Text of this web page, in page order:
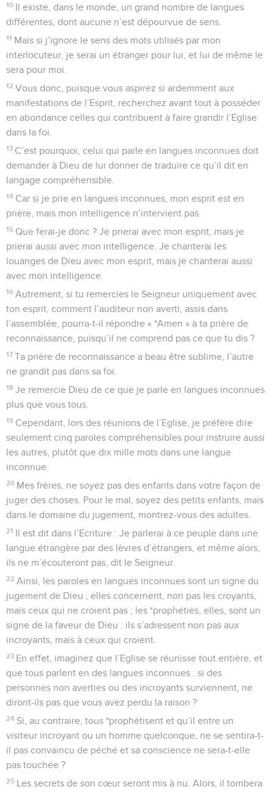
10 Il existe, dans le monde, un grand nombre de langues
différentes, dont aucune n’est dépourvue de sens.
11 Mais si j’ignore le sens des mots utilisés par mon
interlocuteur, je serai un étranger pour lui, et lui de même le
sera pour moi.
12 Vous donc, puisque vous aspirez si ardemment aux
manifestations de l’Esprit, recherchez avant tout à posséder
en abondance celles qui contribuent à faire grandir l’Eglise
dans la foi.
13 C’est pourquoi, celui qui parle en langues inconnues doit
demander à Dieu de lui donner de traduire ce qu’il dit en
langage compréhensible.
14 Car si je prie en langues inconnues, mon esprit est en
prière, mais mon intelligence n’intervient pas.
15 Que ferai-je donc ? Je prierai avec mon esprit, mais je
prierai aussi avec mon intelligence. Je chanterai les
louanges de Dieu avec mon esprit, mais je chanterai aussi
avec mon intelligence.
16 Autrement, si tu remercies le Seigneur uniquement avec
ton esprit, comment l’auditeur non averti, assis dans
l’assemblée, pourra-t-il répondre « *Amen » à ta prière de
reconnaissance, puisqu’il ne comprend pas ce que tu dis ?
17 Ta prière de reconnaissance a beau être sublime, l’autre
ne grandit pas dans sa foi.
18 Je remercie Dieu de ce que je parle en langues inconnues
plus que vous tous.
19 Cependant, lors des réunions de l’Eglise, je préfère dire
seulement cinq paroles compréhensibles pour instruire aussi
les autres, plutôt que dix mille mots dans une langue
inconnue.
20 Mes frères, ne soyez pas des enfants dans votre façon de
juger des choses. Pour le mal, soyez des petits enfants, mais
dans le domaine du jugement, montrez-vous des adultes.
21 Il est dit dans l’Ecriture : Je parlerai à ce peuple dans une
langue étrangère par des lèvres d’étrangers, et même alors,
ils ne m’écouteront pas, dit le Seigneur.
22 Ainsi, les paroles en langues inconnues sont un signe du
jugement de Dieu ; elles concernent, non pas les croyants,
mais ceux qui ne croient pas ; les *prophéties, elles, sont un
signe de la faveur de Dieu : ils s’adressent non pas aux
incroyants, mais à ceux qui croient.
23 En effet, imaginez que l’Eglise se réunisse tout entière, et
que tous parlent en des langues inconnues : si des
personnes non averties ou des incroyants surviennent, ne
diront-ils pas que vous avez perdu la raison ?
24 Si, au contraire, tous *prophétisent et qu’il entre un
visiteur incroyant ou un homme quelconque, ne se sentira-t-
il pas convaincu de péché et sa conscience ne sera-t-elle
pas touchée ?
25 Les secrets de son cœur seront mis à nu. Alors, il tombera